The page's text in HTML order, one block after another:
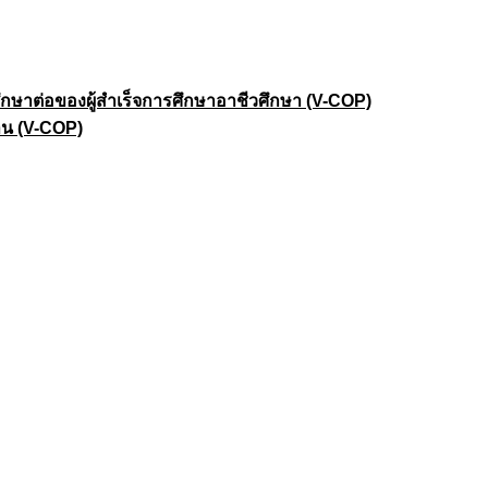
าต่อของผู้สำเร็จการศึกษาอาชีวศึกษา (V-COP)
(V-COP)